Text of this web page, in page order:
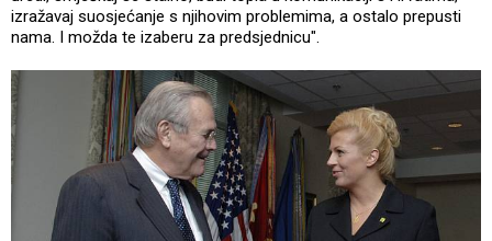
izražavaj suosjećanje s njihovim problemima, a ostalo prepusti
nama. I možda te izaberu za predsjednicu".